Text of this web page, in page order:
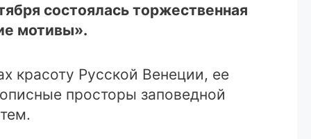
состоялась торжественная
мотивы».
красоту Русской Венеции, ее
просторы заповедной